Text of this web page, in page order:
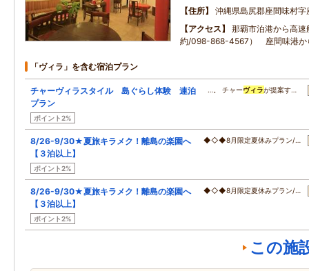
住所
沖縄県島尻郡座間味村
アクセス
那覇市泊港から高
約/098-868-4567） 座間味港か
「ヴィラ」を含む宿泊プラン
チャーヴィラスタイル 島ぐらし体験 連泊
プラン
ポイント2%
…。 チャーヴィラが提案す…
8/26-9/30★夏旅キラメク！離島の楽園へ
【３泊以上】
ポイント2%
◆◇◆8月限定夏休みプラン/…
8/26-9/30★夏旅キラメク！離島の楽園へ
【３泊以上】
ポイント2%
◆◇◆8月限定夏休みプラン/…
この施